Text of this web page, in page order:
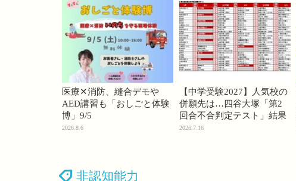
医療✕消防、縫合デモや
AED講習も「おしごと体験
博」9/5
2026.8.6
【中学受験2027】人気校の
併願先は…四谷大塚「第2
回合不合判定テスト」結果
2026.7.16
非認知能力